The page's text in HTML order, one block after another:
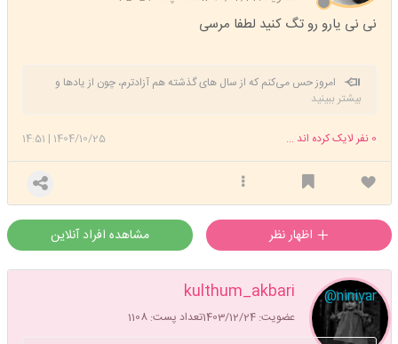
نی نی یارو رو تگ کنید لطفا مرسی
امروز حس می‌کنم که از سال های گذشته هم آزادترم، چون از یادها و
امیدهای واهی رها شده‌ام. می‌دانم که هیچ چیز دوام ندارد.
بیشتر ببینید
1404/10/25
|
14:51 0 نفر لایک کرده اند ...
مشاهده افراد آنلاین
kulthum_akbari
عضویت: 1403/12/24 تعداد پست: 1108
@niniyar